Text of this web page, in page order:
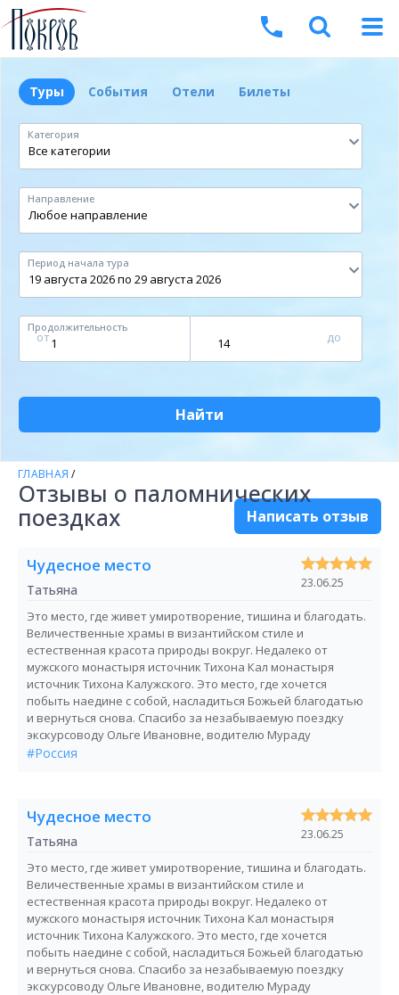
Туры События Отели Билеты
Категория
Направление
Период начала тура
Продолжительность
от до
Найти
ГЛАВНАЯ /
Отзывы о паломнических
поездках Написать отзыв
Чудесное место
Татьяна 23.06.25
Это место, где живет умиротворение, тишина и благодать.
Величественные храмы в византийском стиле и
естественная красота природы вокруг. Недалеко от
мужского монастыря источник Тихона Кал монастыря
источник Тихона Калужского. Это место, где хочется
побыть наедине с собой, насладиться Божьей благодатью
и вернуться снова. Спасибо за незабываемую поездку
экскурсоводу Ольге Ивановне, водителю Мураду
#Россия
Чудесное место
Татьяна 23.06.25
Это место, где живет умиротворение, тишина и благодать.
Величественные храмы в византийском стиле и
естественная красота природы вокруг. Недалеко от
мужского монастыря источник Тихона Кал монастыря
источник Тихона Калужского. Это место, где хочется
побыть наедине с собой, насладиться Божьей благодатью
и вернуться снова. Спасибо за незабываемую поездку
экскурсоводу Ольге Ивановне, водителю Мураду